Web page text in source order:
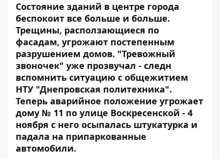
Состояние зданий в центре города
беспокоит все больше и больше.
Трещины, расползающиеся по
фасадам, угрожают постепенным
разрушением домов. "Тревожный
звоночек" уже прозвучал - следн
вспомнить ситуацию с общежитием
НТУ "Днепровская политехника".
Теперь аварийное положение угрожает
дому № 11 по улице Воскресенской - 4
ноября с него осыпалась штукатурка и
падала на припаркованные
автомобили.